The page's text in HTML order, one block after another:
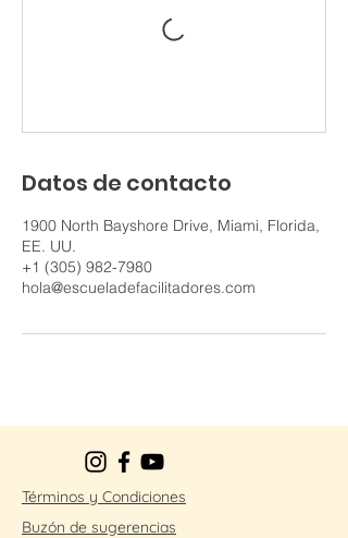
Datos de contacto
1900 North Bayshore Drive, Miami, Florida,
EE. UU.
+1 (305) 982-7980
hola@escueladefacilitadores.com
Términos y Condiciones
Buzón de sugerencias